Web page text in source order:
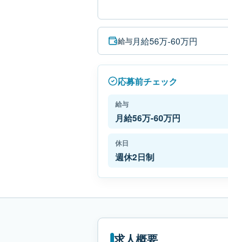
給与月給56万-60万円
応募前チェック
給与
月給56万-60万円
休日
週休2日制